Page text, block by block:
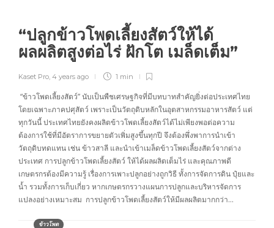
“ปลูกข้าวโพดเลี้ยงสัตว์ให้ได้
ผลผลิตสูงต่อไร่ ฝักโต เมล็ดเต็ม”
Kaset Pro, 4 years ago 1 min
“ข้าวโพดเลี้ยงสัตว์” นับเป็นพืชเศรษฐกิจที่มีบทบาทสำคัญยิ่งต่อประเทศไทย
โดยเฉพาะภาคปศุสัตว์ เพราะเป็นวัตถุดิบหลักในอุตสาหกรรมอาหารสัตว์ แต่
ทุกวันนี้ ประเทศไทยยังคงผลิตข้าวโพดเลี้ยงสัตว์ได้ไม่เพียงพอต่อความ
ต้องการใช้ที่มีอัตราการขยายตัวเพิ่มสูงขึ้นทุกปี จึงต้องพึ่งพาการนำเข้า
วัตถุดิบทดแทน เช่น ข้าวสาลี และนำเข้าเมล็ดข้าวโพดเลี้ยงสัตว์จากต่าง
ประเทศ การปลูกข้าวโพดเลี้ยงสัตว์ ให้ได้ผลผลิตเต็มไร่ และคุณภาพดี
เกษตรกรต้องมีความรู้ เรื่องการเพาะปลูกอย่างถูกวิธี ทั้งการจัดการดิน ปุ๋ยและ
น้ำ รวมทั้งการเก็บเกี่ยว หากเกษตรกรวางแผนการปลูกและบริหารจัดการ
แปลงอย่างเหมาะสม การปลูกข้าวโพดเลี้ยงสัตว์ให้มีผลผลิตมากกว่า…
ข้าวโพด